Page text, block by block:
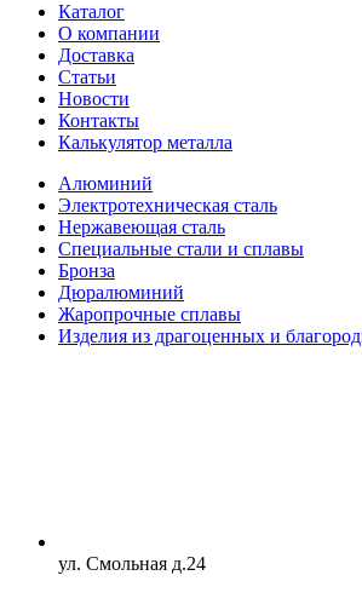
Каталог
О компании
Доставка
Статьи
Новости
Контакты
Калькулятор металла
Алюминий
Электротехническая сталь
Нержавеющая сталь
Специальные стали и сплавы
Бронза
Дюралюминий
Жаропрочные сплавы
Изделия из драгоценных и
ул. Смольная д.24